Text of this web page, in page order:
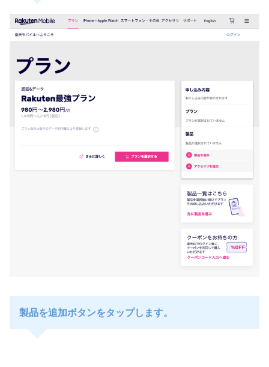
製品を追加ボタンをタップします。